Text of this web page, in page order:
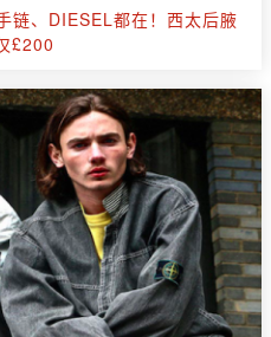
链、DIESEL都在！西太后腋
£200